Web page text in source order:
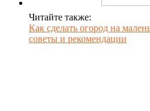
Читайте также:
Как сделать огород на
советы и рекомендации